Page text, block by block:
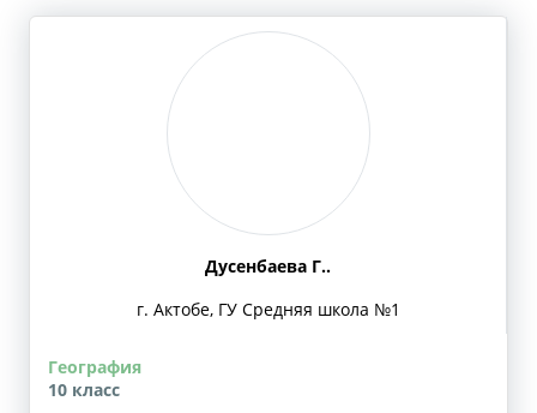
Дусенбаева Г..
г. Актобе, ГУ Средняя школа №1
География
10 класс